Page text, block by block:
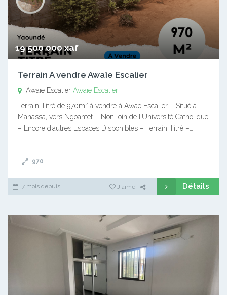
19 500 000 xaf
Terrain A vendre Awaïe Escalier
Awaïe Escalier Awaïe Escalier
Terrain Titré de 970m² à vendre à Awae Escalier – Situé à
Manassa, vers Ngoantet – Non loin de l’Université Catholique
– Encore d’autres Espaces Disponibles – Terrain Titré –…
970
7 mois depuis J'aime Détails